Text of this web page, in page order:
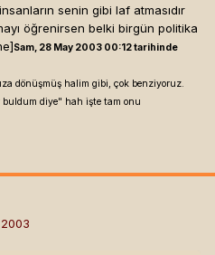
senin gibi laf atmasıdır
öğrenirsen belki birgün politika
Sam, 28 May 2003 00:12 tarihinde
dönüşmüş halim gibi, çok benziyoruz.
diye" hah işte tam onu